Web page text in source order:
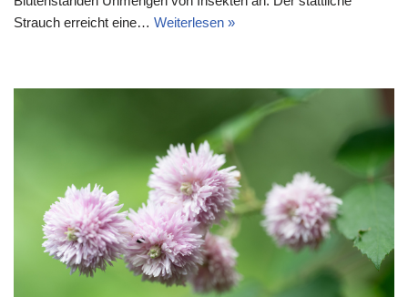
Strauch erreicht eine… Weiterlesen »